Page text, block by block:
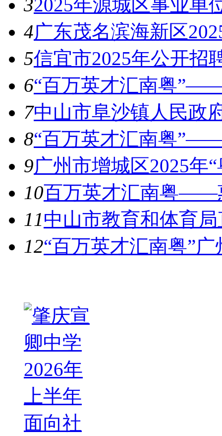
32025年源城区事业单
4广东茂名滨海新区
5信宜市2025年公开招
6“百万英才汇南粤
7中山市阜沙镇人民政
8“百万英才汇南粤
9广州市增城区2025年
10百万英才汇南粤——
11中山市教育和体育
12“百万英才汇南粤”